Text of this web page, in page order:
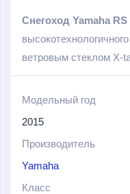
Снегоход Yamaha
ветровым стеклом X-
позволяет защитить
заканчивая ногами.
продолжительность и
Модельный год
2015
Производитель
Yamaha
Класс